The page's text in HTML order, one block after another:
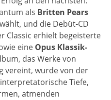
als Britten Pears
und die Debüt-CD
Classic erhielt begeisterte
eine Opus Klassik-
das Werke von
vereint, wurde von der
Tiefe,
atmenden